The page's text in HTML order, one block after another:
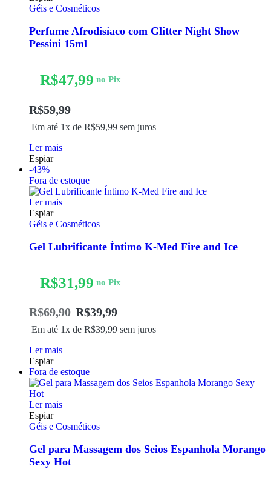
Géis e Cosméticos
Perfume Afrodisíaco com Glitter Night Show
Pessini 15ml
R$59,99
Em até 1x de R$59,99 sem juros
R$47,99 no Pix
Ler mais
Espiar
-43%
Fora de estoque
Ler mais
Espiar
Géis e Cosméticos
Gel Lubrificante Íntimo K-Med Fire and Ice
R$69,90 R$39,99
Em até 1x de R$39,99 sem juros
R$31,99 no Pix
Ler mais
Espiar
Fora de estoque
Ler mais
Espiar
Géis e Cosméticos
Gel para Massagem dos Seios Espanhola Morango
Sexy Hot